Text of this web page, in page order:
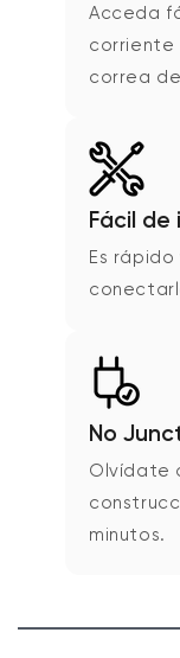
Acceda
corriente
correa
Fácil de
Es
No
Olvídate
minutos.